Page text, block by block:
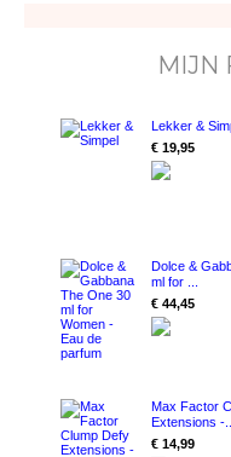
MIJN
Lekker &
€ 19,95
Dolce &
ml for ...
€ 44,45
Max Factor
Extensions -...
€ 14,99